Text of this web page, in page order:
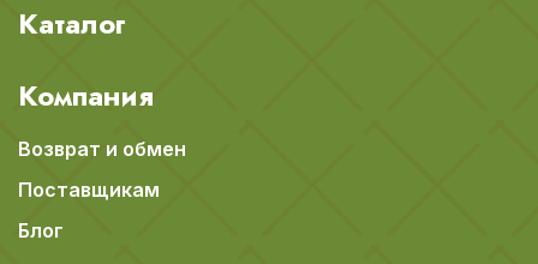
Каталог
Компания
Возврат и обмен
Поставщикам
Блог